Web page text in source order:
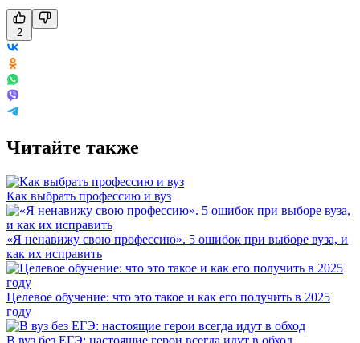
2
Читайте также
Как выбрать профессию и вуз
«Я ненавижу свою профессию». 5 ошибок при выборе вуза, и
как их исправить
Целевое обучение: что это такое и как его получить в 2025
году
В вуз без ЕГЭ: настоящие герои всегда идут в обход